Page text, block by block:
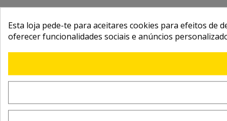
Esta loja pede-te para aceitares cookies para efeitos de
oferecer funcionalidades sociais e anúncios